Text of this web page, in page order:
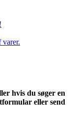
hvis du søger en
eller send